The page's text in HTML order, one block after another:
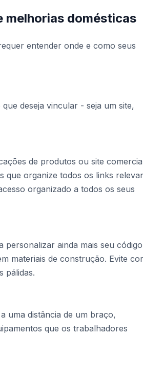
melhorias domésticas
entender onde e como seus
deseja vincular - seja um site,
de produtos ou site
que organize todos os links
organizado a todos os seus
personalizar ainda mais seu
materiais de construção. Evite
pálidas.
uma distância de um braço,
que os trabalhadores